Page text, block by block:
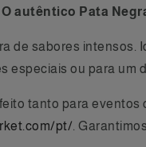
O autêntico Pata
de sabores intensos.
especiais ou para um
tanto para
pt/.